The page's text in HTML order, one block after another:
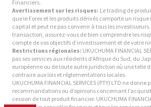
Financiers.
Avertissement sur les risques: Le trading de
que le Forex et les produits dérivés comporte un
capital et peut ne pas convenir à tous les
transaction, assurez-vous de bien comprendre les
compte de vos objectifs d’investissement et de votre
Restrictions régionales: UKUCHUMA FINANCIAL
pas ses services aux résidents d’Afrique du Sud, du
européenne ou de toute autre juridiction où une telle
contraire aux lois et réglementations locales.
UKUCHUMA FINANCIAL SERVICES (PTY) LTD ne donne
recommandations ou d’opinions concernant
cession de tout produit financier. UKUCHUMA